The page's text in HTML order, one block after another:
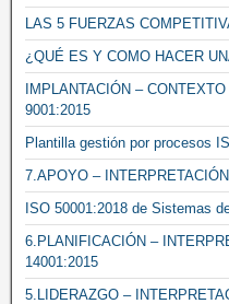
LAS 5 FUERZAS
¿QUÉ ES Y COMO HACER
IMPLANTACIÓN –
9001:2015
Plantilla gestión por procesos
7.APOYO –
ISO 50001:2018 de Sistemas
6.PLANIFICACIÓN –
14001:2015
5.LIDERAZGO –